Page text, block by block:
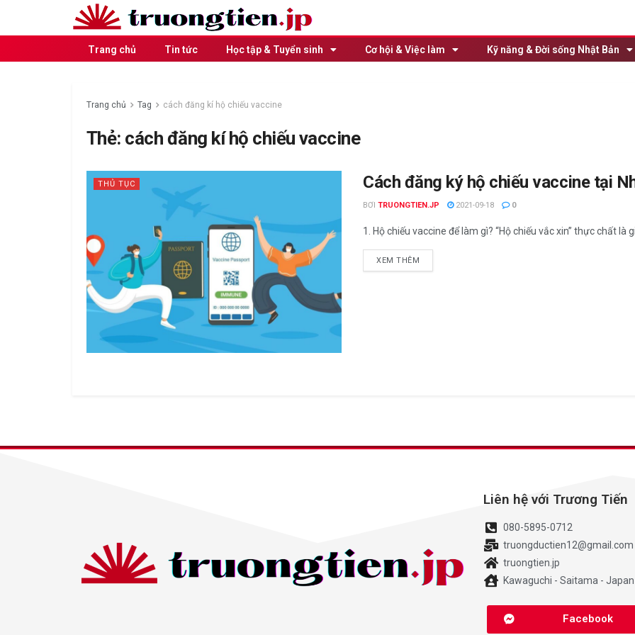
Trang chủ Tin tức Học tập & Tuyển sinh Cơ hội & Việc làm Kỹ năng & Đời sống Nhật Bản
Trang chủ Tag cách đăng kí hộ chiếu vaccine
Thẻ: cách đăng kí hộ chiếu vaccine
THỦ TỤC Cách đăng ký hộ chiếu vaccine tại
BƠI TRUONGTIEN.JP 2021-09-18 0
1. Hộ chiếu vaccine để làm gì? “Hộ chiếu vắc xin” thực chất là
XEM THÊM
Liên hệ với Trương Tiến
080-5895-0712
truongductien12@gmail.com
truongtien.jp
Kawaguchi - Saitama - Japan
Facebook